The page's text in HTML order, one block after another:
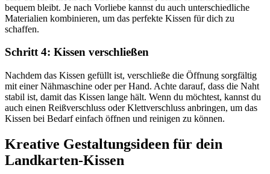
bequem bleibt. Je nach Vorliebe kannst du auch unterschiedliche
Materialien kombinieren, um das perfekte Kissen für dich zu
schaffen.
Schritt 4: Kissen verschließen
Nachdem das Kissen gefüllt ist, verschließe die Öffnung sorgfältig
mit einer Nähmaschine oder per Hand. Achte darauf, dass die Naht
stabil ist, damit das Kissen lange hält. Wenn du möchtest, kannst du
auch einen Reißverschluss oder Klettverschluss anbringen, um das
Kissen bei Bedarf einfach öffnen und reinigen zu können.
Kreative Gestaltungsideen für dein
Landkarten-Kissen